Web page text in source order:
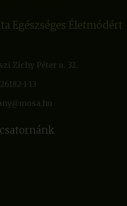
Egészséges Életmódért
Zichy Péter u. 32.
1-13